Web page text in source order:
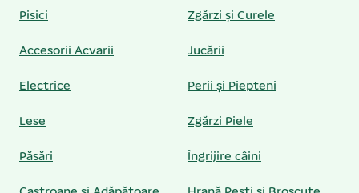
Pisici Zgărzi și Curele
Accesorii Acvarii Jucării
Electrice Perii și Piepteni
Lese Zgărzi Piele
Păsări Îngrijire câini